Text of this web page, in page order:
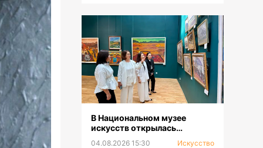
В Национальном музее
искусств открылась
04.08.2026 15:30 Искусство